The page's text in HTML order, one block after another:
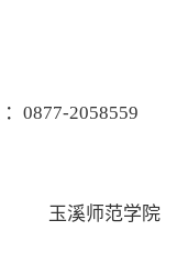
： 0877-2058559
玉溪师范学院